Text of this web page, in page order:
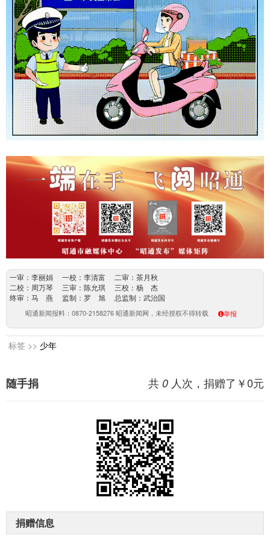
一审：李丽娟 一校：李清富 二审：茶月秋
二校：周万琴 三审：陈允琪 三校：杨 杰
终审：马 燕 监制：罗 旭 总监制：武治国
昭通新闻报料：0870-2158276 昭通新闻网，未经授权不得转载 举报
标签 >> 少年
共 0 人次，捐赠了￥0元
随手捐
捐赠信息